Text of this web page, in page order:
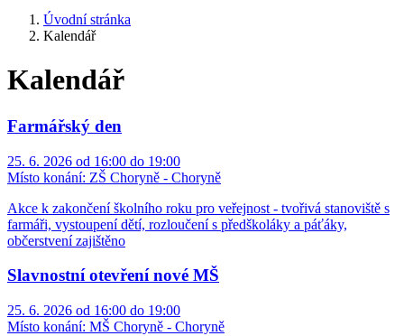
Úvodní stránka
Kalendář
Kalendář
Farmářský den
25. 6. 2026 od 16:00 do 19:00
Místo konání: ZŠ Choryně - Choryně
Akce k zakončení školního roku pro veřejnost - tvořivá stanoviště s
farmáři, vystoupení dětí, rozloučení s předškoláky a páťáky,
občerstvení zajištěno
Slavnostní otevření nové MŠ
25. 6. 2026 od 16:00 do 19:00
Místo konání: MŠ Choryně - Choryně